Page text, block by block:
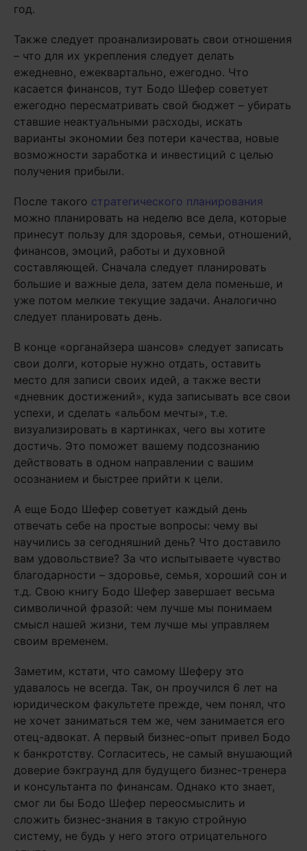
год.
Также следует проанализировать свои отношения
– что для их укрепления следует делать
ежедневно, ежеквартально, ежегодно. Что
касается финансов, тут Бодо Шефер советует
ежегодно пересматривать свой бюджет – убирать
ставшие неактуальными расходы, искать
варианты экономии без потери качества, новые
возможности заработка и инвестиций с целью
получения прибыли.
После такого стратегического планирования
можно планировать на неделю все дела, которые
принесут пользу для здоровья, семьи, отношений,
финансов, эмоций, работы и духовной
составляющей. Сначала следует планировать
большие и важные дела, затем дела поменьше, и
уже потом мелкие текущие задачи. Аналогично
следует планировать день.
В конце «органайзера шансов» следует записать
свои долги, которые нужно отдать, оставить
место для записи своих идей, а также вести
«дневник достижений», куда записывать все свои
успехи, и сделать «альбом мечты», т.е.
визуализировать в картинках, чего вы хотите
достичь. Это поможет вашему подсознанию
действовать в одном направлении с вашим
осознанием и быстрее прийти к цели.
А еще Бодо Шефер советует каждый день
отвечать себе на простые вопросы: чему вы
научились за сегодняшний день? Что доставило
вам удовольствие? За что испытываете чувство
благодарности – здоровье, семья, хороший сон и
т.д. Свою книгу Бодо Шефер завершает весьма
символичной фразой: чем лучше мы понимаем
смысл нашей жизни, тем лучше мы управляем
своим временем.
Заметим, кстати, что самому Шеферу это
удавалось не всегда. Так, он проучился 6 лет на
юридическом факультете прежде, чем понял, что
не хочет заниматься тем же, чем занимается его
отец-адвокат. А первый бизнес-опыт привел Бодо
к банкротству. Согласитесь, не самый внушающий
доверие бэкграунд для будущего бизнес-тренера
и консультанта по финансам. Однако кто знает,
смог ли бы Бодо Шефер переосмыслить и
сложить бизнес-знания в такую стройную
систему, не будь у него этого отрицательного